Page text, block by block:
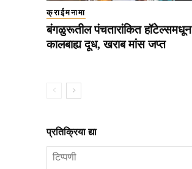
क्राईमनामा
बंगळुरूतील पंचतारांकित हॉटेल्समधून
कालबाह्य दूध, खराब मांस जप्त
प्रतिक्रिया द्या